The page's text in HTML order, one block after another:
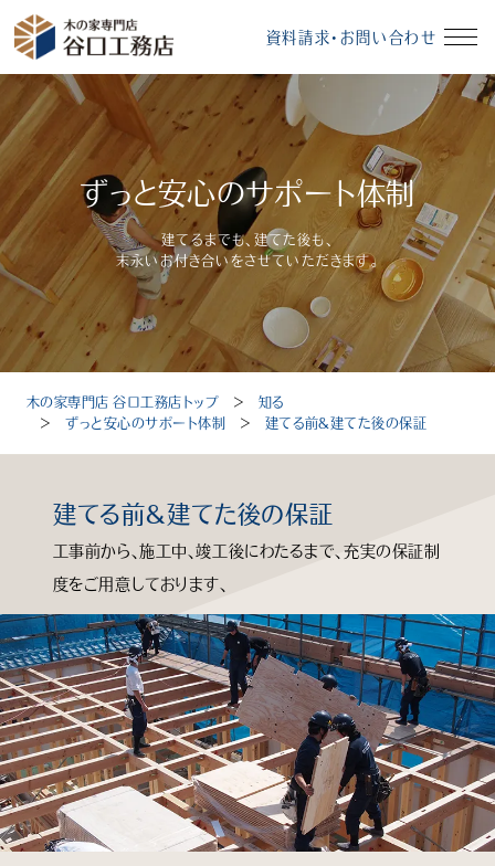
資料請求・お問い合わせ
イベント情報 資料請求・お問い合わせ
モデルハウス 無料相談会
受付時間：10～18時（定休日：毎週水曜、毎月第3火曜）
トップ
見る
学ぶ
企業情報
よくあるご質問
個人情報保護方針サイトマップ
ずっと安心のサポート体制
建てるまでも、建てた後も、
末永いお付き合いをさせていただきます。
木の家専門店 谷口工務店トップ ＞ 知る
＞ずっと安心のサポート体制 ＞ 建てる前＆建てた後の保証
建てる前＆建てた後の保証
工事前から、施工中、竣工後にわたるまで、充実の保証制
度をご用意しております、